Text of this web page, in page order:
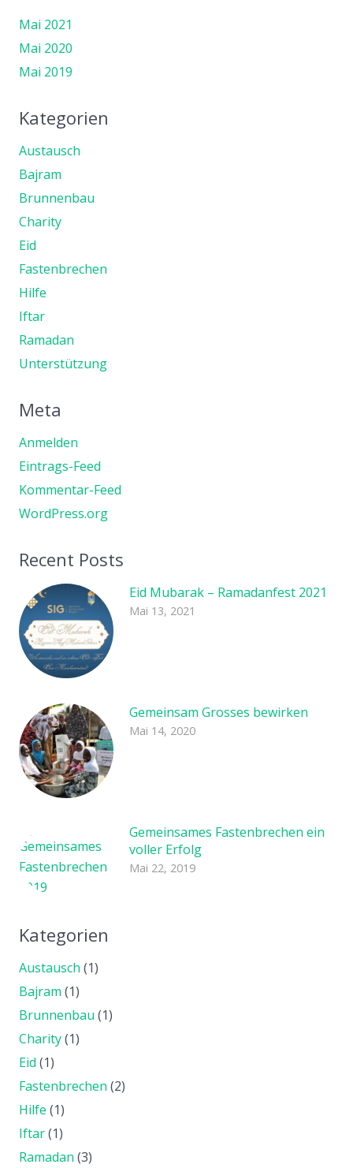
Mai 2021
Mai 2020
Mai 2019
Kategorien
Austausch
Bajram
Brunnenbau
Charity
Eid
Fastenbrechen
Hilfe
Iftar
Ramadan
Unterstützung
Meta
Anmelden
Eintrags-Feed
Kommentar-Feed
WordPress.org
Recent Posts
Eid Mubarak – Ramadanfest 2021
Mai 13, 2021
Gemeinsam Grosses bewirken
Mai 14, 2020
Gemeinsames Fastenbrechen ein
voller Erfolg
Mai 22, 2019
Kategorien
Austausch (1)
Bajram (1)
Brunnenbau (1)
Charity(1)
Eid (1)
Fastenbrechen (2)
Hilfe (1)
Iftar(1)
Ramadan (3)